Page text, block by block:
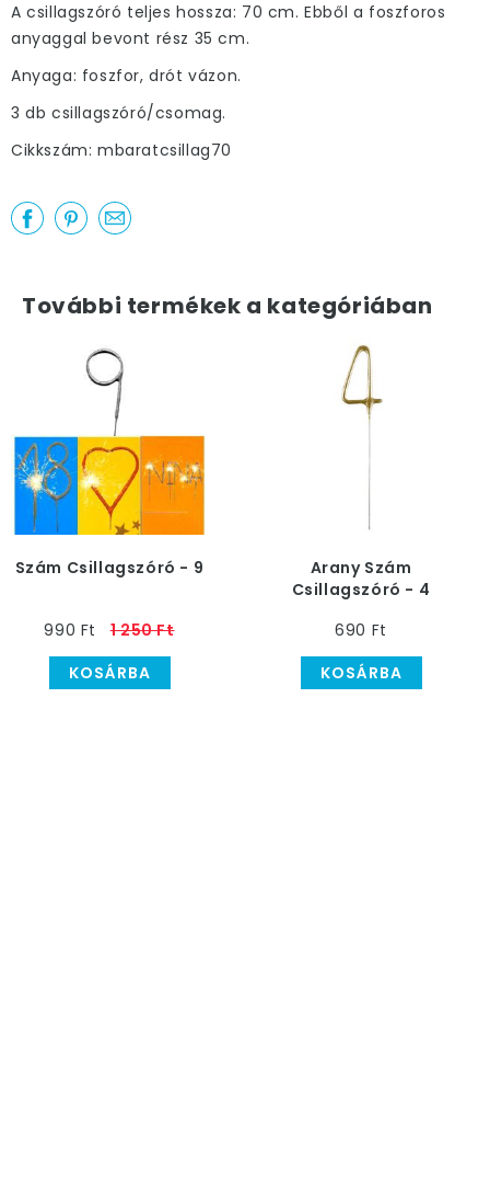
A csillagszóró teljes hossza: 70 cm. Ebből a foszforos
anyaggal bevont rész 35 cm.
Anyaga: foszfor, drót vázon.
3 db csillagszóró/csomag.
Cikkszám: mbaratcsillag70
További termékek a kategóriában
Szám Csillagszóró - 9
990 Ft
1 250 Ft
KOSÁRBA
Arany Szám
Csillagszóró - 4
690 Ft
KOSÁRBA